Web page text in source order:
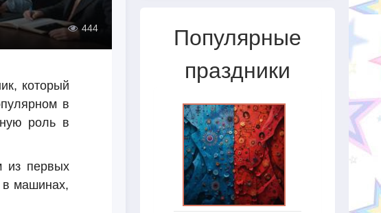
444
который
в
роль в
из первых
в машинах,
Популярные
праздники